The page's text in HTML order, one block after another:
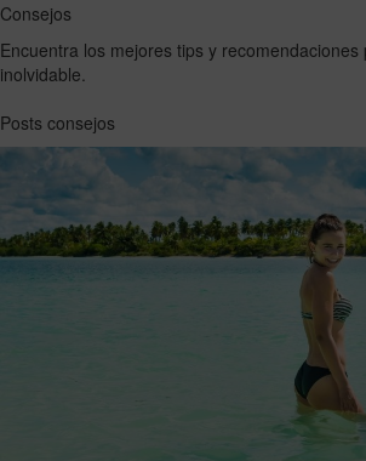
Consejos
Encuentra los mejores tips y
inolvidable.
Posts consejos